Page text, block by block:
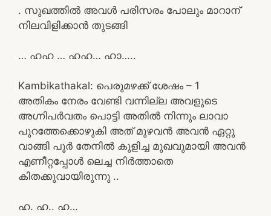
. സുഖത്തിൽ അവൾ പരിസരം പോലും മാറാന്
നിലവിളിക്കാൻ തുടങ്ങി
… ഹഹ … ഹഹ… ഹാ…..
Kambikathakal: പെരുമഴക്ക് ശേഷം – 1
അതികം നേരം വേണ്ടി വന്നില്ല അവളുടെ
അഗ്നിപർവതം പൊട്ടി അതിൽ നിന്നും ലാവാ
പുറത്തേക്കൊഴുകി അത് മുഴവൻ അവൻ ഏറ്റു
വാങ്ങി പൂർ തേനിൽ കുളിച്ച മുഖവുമായി അവൻ
എണീറ്റപ്പോൾ ലെച്ച നിർത്താതെ
കിതക്കുവായിരുന്നു ..
ഹ. ഹ.. ഹ…